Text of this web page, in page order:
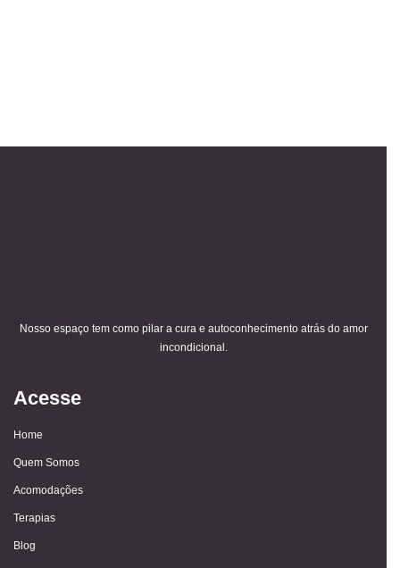
Nosso espaço tem como pilar a cura e autoconhecimento atrás do amor
incondicional.
Acesse
Home
Quem Somos
Acomodações
Terapias
Blog